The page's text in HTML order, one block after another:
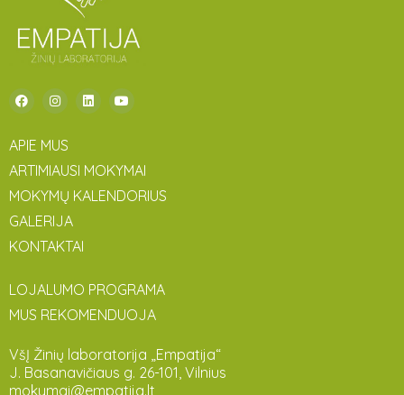
APIE MUS
ARTIMIAUSI MOKYMAI
MOKYMŲ KALENDORIUS
GALERIJA
KONTAKTAI
LOJALUMO PROGRAMA
MUS REKOMENDUOJA
VšĮ Žinių laboratorija „Empatija“
J. Basanavičiaus g. 26-101, Vilnius
mokymai@empatija.lt